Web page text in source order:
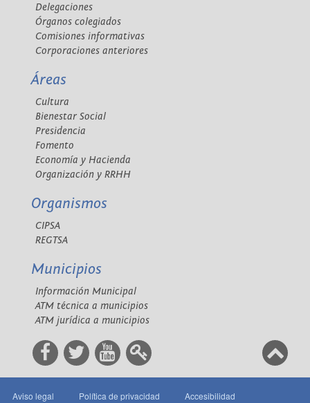
Delegaciones
Órganos colegiados
Comisiones informativas
Corporaciones anteriores
Áreas
Cultura
Bienestar Social
Presidencia
Fomento
Economía y Hacienda
Organización y RRHH
Organismos
CIPSA
REGTSA
Municipios
Información Municipal
ATM técnica a municipios
ATM jurídica a municipios
Aviso legal Política de privacidad Accesibilidad